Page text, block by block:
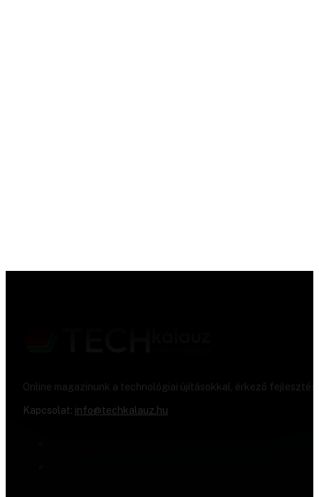
Online magazinunk a technológiai újításokkal, érkező
Kapcsolat: info@techkalauz.hu